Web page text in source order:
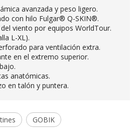
avanzada y peso ligero.
con hilo Fulgar® Q-SKIN®.
viento por equipos WorldTour.
L-XL).
para ventilación extra.
en el extremo superior.
anatómicas.
en talón y puntera.
GOBIK